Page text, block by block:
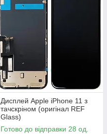
Дисплей Apple iPhone 11 з
тачскріном (оригінал REF
Glass)
Готово до відправки 28 од.